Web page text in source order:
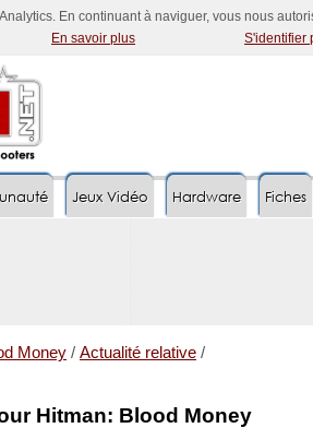
En continuant à naviguer, vous nous
En savoir plus
S'identifier
Jeux Vidéo Hardware Fiches
Money / Actualité relative /
Hitman: Blood Money